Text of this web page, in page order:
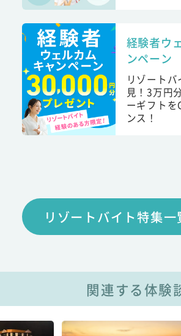
経験者ウ
ンペーン
リゾート
見！3万円
ーギフトを
ンス！
リゾートバイト特集一
関連する体験